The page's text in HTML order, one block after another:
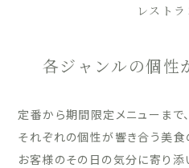
レスト
各ジャンルの個性
定番から期間限定メニューまで
それぞれの個性が響き合う美食
お客様のその日の気分に寄り添